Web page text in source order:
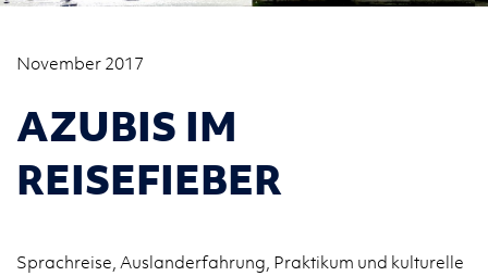
November 2017
AZUBIS IM
REISEFIEBER
Sprachreise, Auslanderfahrung, Praktikum und kulturelle